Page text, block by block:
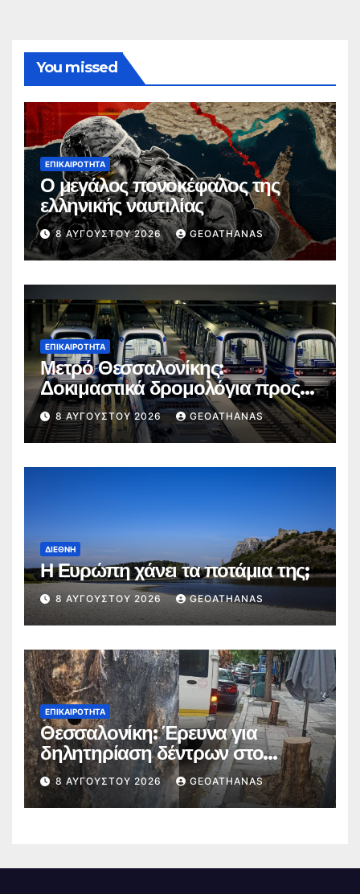
You missed
ΕΠΙΚΑΙΡΌΤΗΤΑ
Ο μεγάλος πονοκέφαλος της
ελληνικής ναυτιλίας
8 ΑΥΓΟΎΣΤΟΥ 2026 GEOATHANAS
ΕΠΙΚΑΙΡΌΤΗΤΑ
Μετρό Θεσσαλονίκης:
Δοκιμαστικά δρομολόγια προς
Καλαμαριά
8 ΑΥΓΟΎΣΤΟΥ 2026 GEOATHANAS
ΔΙΕΘΝΉ
Η Ευρώπη χάνει τα ποτάμια της;
8 ΑΥΓΟΎΣΤΟΥ 2026 GEOATHANAS
ΕΠΙΚΑΙΡΌΤΗΤΑ
Θεσσαλονίκη: Έρευνα για
δηλητηρίαση δέντρων στο
κέντρο
8 ΑΥΓΟΎΣΤΟΥ 2026 GEOATHANAS